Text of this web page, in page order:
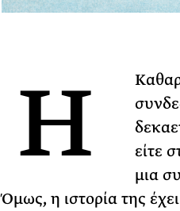
Η
είτε
μια
Όμως, η ιστορία της